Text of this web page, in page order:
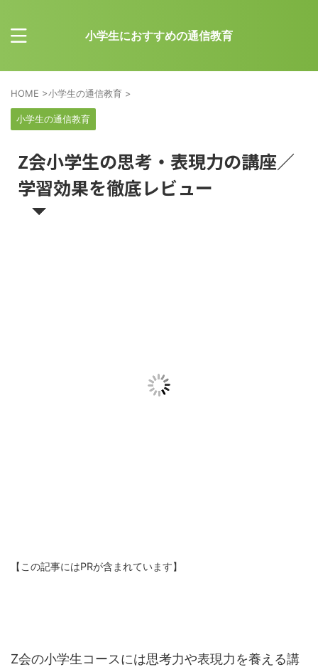
小学生におすすめの通信教育
HOME >小学生の通信教育 >
小学生の通信教育
Z会小学生の思考・表現力の講座／
学習効果を徹底レビュー
【この記事にはPRが含まれています】
Z会の小学生コースには思考力や表現力を養える講